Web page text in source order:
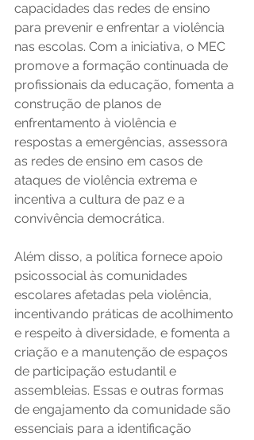
capacidades das redes de ensino
para prevenir e enfrentar a violência
nas escolas. Com a iniciativa, o MEC
promove a formação continuada de
profissionais da educação, fomenta a
construção de planos de
enfrentamento à violência e
respostas a emergências, assessora
as redes de ensino em casos de
ataques de violência extrema e
incentiva a cultura de paz e a
convivência democrática.
Além disso, a política fornece apoio
psicossocial às comunidades
escolares afetadas pela violência,
incentivando práticas de acolhimento
e respeito à diversidade, e fomenta a
criação e a manutenção de espaços
de participação estudantil e
assembleias. Essas e outras formas
de engajamento da comunidade são
essenciais para a identificação